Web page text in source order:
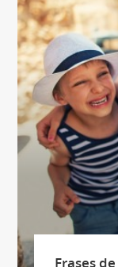
Frases